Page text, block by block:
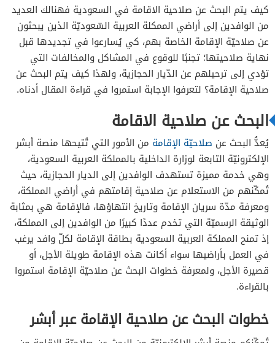
خطوات البحث عن صلاحية الإقامة عبر أبشر
كيفية البحث عن صلاحية الإقامة عبر وزارة العمل
كيف يتم البحث عن صلاحية الاقامة في السعودية فهنالك العديد
من الوافدين إلى أراضي الممكلة العربية السّعوديّة الذين يبحثون
عن صلاحيّة الإقامة الخاصة بهم، كي يُسارعوا في تجديدها قبل
نهاية صلاحيتها؛ تجنبًا للوقوع في المشاكل والمخالفات التي
تؤدي إلى ترحيلهم عن الدّيار الحجازية، ولهذا كيف يتم البحث عن
صلاحية الإقامة؟ لتعرفوا الإجابة استمروا في قراءة المقال أدناه.
البحث عن صلاحية الاقامة
يُعدُّ البحث عن صلاحيّة الإقامة من الأمور التي تُتيحها منصة أبشر
الإلكترونيّة التابعة لوزارة الداخلية بالمملكة العربية السعودية،
وهي خدمة مميزة تستهدف الوافدين إلى الديار الحجازية، حيث
تُمكّنهم من الاستعلام عن صلاحية إقامتهم في أراضي المملكة،
ومعرفة مدّة سريان الإقامة وتاريخ انتهاؤها، فالإقامة هي بمثابة
الوثيقة الرسميّة التي تخدم عددًا كبيرًا من الوافدين إلى المملكة،
إذ تمنح المملكة العربية السعودية بطاقة الإقامة لكلّ وافد يرغب
في العمل بأراضيها سواء أكانت هذه الإقامة طويلة الأجل، أو
قصيرة الأجل، ولمعرفة خطوات البحث عن صلاحيّة الإقامة استمروا
بالقراءة.
خطوات البحث عن صلاحية الإقامة عبر أبشر